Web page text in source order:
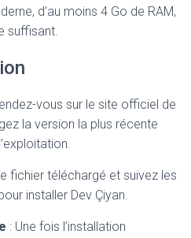
d’au moins 4 Go de RAM,
suffisant.
vous sur le site officiel de
la version la plus récente
fichier téléchargé et suivez les
installer Dev Çiyan.
: Une fois l’installation